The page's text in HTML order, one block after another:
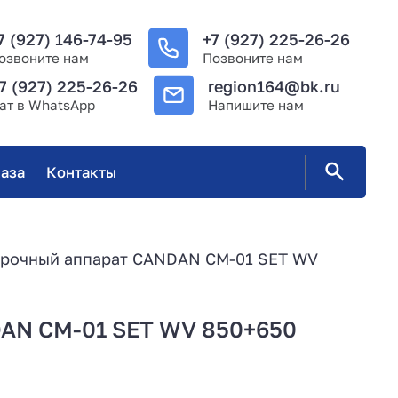
(927) 146-74-95
нам
+7 (927) 225-26-26
Позвоните нам
(927) 225-26-26
в WhatsApp
region164@bk.ru
Напишите нам
Контакты
аппарат CANDAN CM-01 SET WV
CM-01 SET WV 850+650